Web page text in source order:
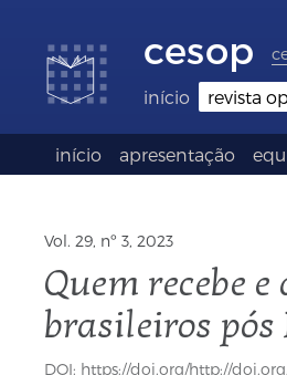
acessibilidade
conteúdo
rodapé
idioma
(Language
selection)
cesop
início revista
início apresentação
Vol. 29, nº 3, 2023
Quem recebe
brasileiros pós
DOI: https://doi.org/http://